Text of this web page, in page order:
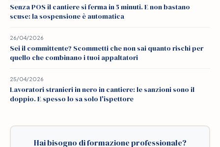
Senza POS il cantiere si ferma in 5 minuti. E non bastano
scuse: la sospensione è automatica
26/04/2026
Sei il committente? Scommetti che non sai quanto rischi per
quello che combinano i tuoi appaltatori
25/04/2026
Lavoratori stranieri in nero in cantiere: le sanzioni sono il
doppio. E spesso lo sa solo l'ispettore
Hai bisogno di formazione professionale?